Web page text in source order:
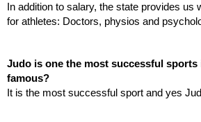
In addition to salary, the state provides us
for athletes: Doctors, physios and
Judo is one the most successful sports
famous?
It is the most successful sport and yes